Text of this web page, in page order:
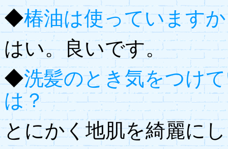
◆椿油は使っています
はい。良いです。
◆洗髪のとき気をつけ
は？
とにかく地肌を綺麗に